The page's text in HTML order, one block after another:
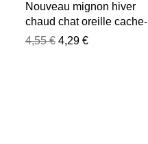
Nouveau mignon hiver
chaud chat oreille cache-
oreilles paillettes oreilles
4,55 € 4,29 €